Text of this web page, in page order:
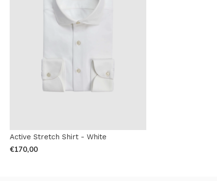
Active Stretch Shirt - White
€170,00